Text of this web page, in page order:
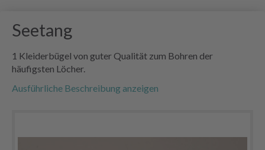
Seetang
1 Kleiderbügel von guter Qualität zum Bohren der
häufigsten Löcher.
Ausführliche Beschreibung anzeigen